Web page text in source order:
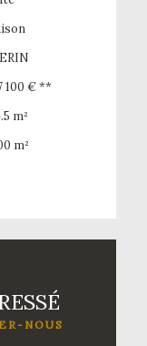
100 € **
m²
m²
NOUS